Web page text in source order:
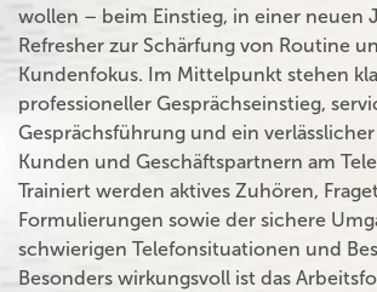
wollen – beim Einstieg, in einer neuen
Refresher zur Schärfung von Routine
Kundenfokus. Im Mittelpunkt stehen
professioneller Gesprächseinstieg,
Gesprächsführung und ein
Kunden und Geschäftspartnern am
Trainiert werden aktives Zuhören,
Formulierungen sowie der sichere
schwierigen Telefonsituationen und
Besonders wirkungsvoll ist das